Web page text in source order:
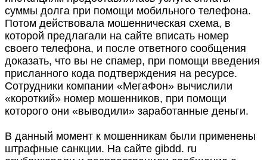
суммы долга при помощи мобильного телефона.
Потом действовала мошенническая схема, в
которой предлагали на сайте вписать номер
своего телефона, и после ответного сообщения
доказать, что вы не спамер, при помощи введения
присланного кода подтверждения на ресурсе.
Сотрудники компании «МегаФон» вычислили
«короткий» номер мошенников, при помощи
которого они «выводили» заработанные деньги.
В данный момент к мошенникам были применены
штрафные санкции. На сайте gibdd. ru